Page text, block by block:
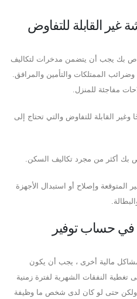
غير القابلة للتفاوض
بك يجب أن يتضمن مدخرات لتكاليف
وضرائب الممتلكات والتأمين والمرافق.
مفاجئة للمنزل.
القابلة للتفاوض والتي تحتاج إلى
أكثر من مجرد تكاليف السكن.
المتوقعة وإصلاح أو استبدال الأجهزة
في حساب توفير
مالية أخرى ، يجب أن يكون
تغطية النفقات الشهرية لفترة زمنية
ولكن حتى لو كان لدى شخص ما وظيفة